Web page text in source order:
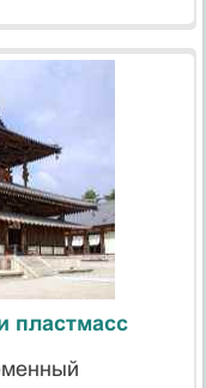
пластмасс